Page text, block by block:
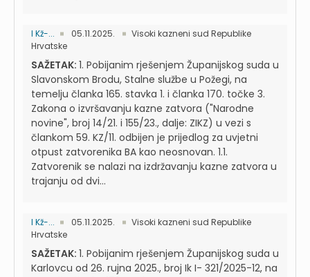
I Kž-... 05.11.2025.
Visoki kazneni sud Republike
Hrvatske
SAŽETAK: 1. Pobijanim rješenjem Županijskog suda u
Slavonskom Brodu, Stalne službe u Požegi, na
temelju članka 165. stavka 1. i članka 170. točke 3.
Zakona o izvršavanju kazne zatvora ("Narodne
novine", broj 14/21. i 155/23., dalje: ZIKZ) u vezi s
člankom 59. KZ/11. odbijen je prijedlog za uvjetni
otpust zatvorenika BA kao neosnovan. 1.1.
Zatvorenik se nalazi na izdržavanju kazne zatvora u
trajanju od dvi...
I Kž-... 05.11.2025.
Visoki kazneni sud Republike
Hrvatske
SAŽETAK: 1. Pobijanim rješenjem Županijskog suda u
Karlovcu od 26. rujna 2025., broj Ik I- 321/2025-12, na